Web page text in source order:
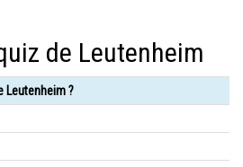
de Leutenheim
Leutenheim ?